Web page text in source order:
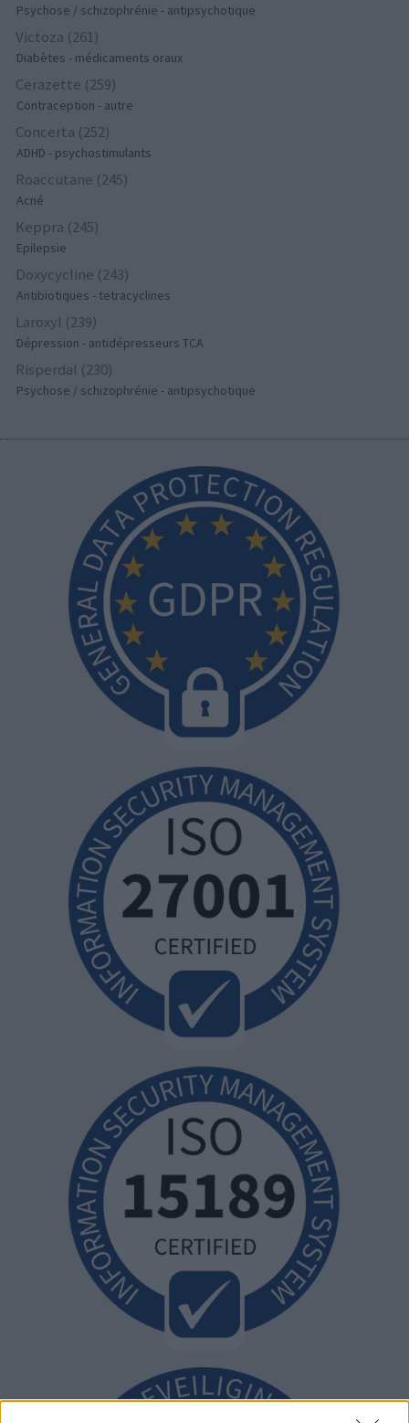
Psychose / schizophrénie - antipsychotique
Victoza (261)
Diabètes - médicaments oraux
Cerazette (259)
Contraception - autre
Concerta (252)
ADHD - psychostimulants
Roaccutane (245)
Acné
Keppra (245)
Epilepsie
Doxycycline (243)
Antibiotiques - tetracyclines
Laroxyl (239)
Dépression - antidépresseurs TCA
Risperdal (230)
Psychose / schizophrénie - antipsychotique